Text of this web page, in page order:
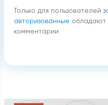
Только для пользователей
авторизованные обладают
комментарии